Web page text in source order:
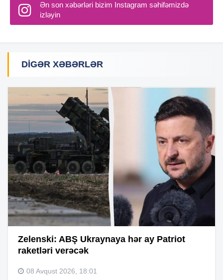
Ən son xəbərləri bizim Instagram səhifəmizdə
izləyin
DIGƏR XƏBƏRLƏR
Zelenski: ABŞ Ukraynaya hər ay Patriot
raketləri verəcək
08 Avqust 2026, 18:01